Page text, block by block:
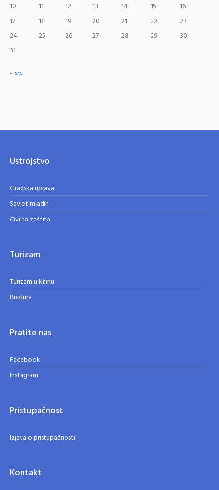
10
11 12 13 14 15
16
17
18 19 20 21 22
23
24
25 26 27 28 29
30
31
« srp
Ustrojstvo
Gradska uprava
Savjet mladih
Civilna zaštita
Turizam
Turizam u Kninu
Brošura
Pratite nas
Facebook
Instagram
Pristupačnost
Izjava o pristupačnosti
Kontakt